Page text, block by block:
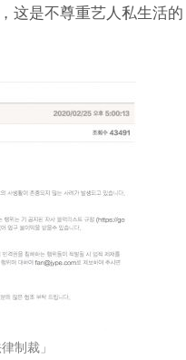
这是不尊重艺人私生活的
制裁」